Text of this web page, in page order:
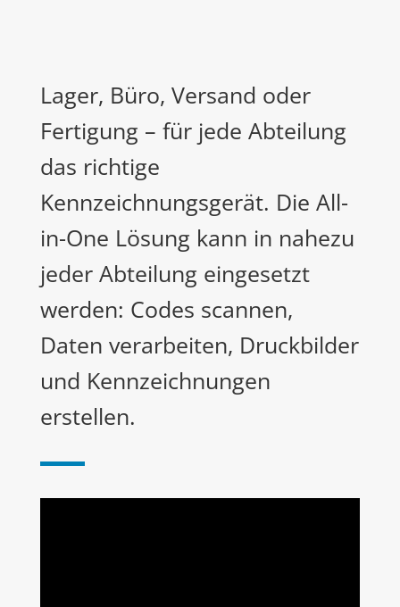
Lager, Büro, Versand oder
Fertigung – für jede Abteilung
das richtige
Kennzeichnungsgerät. Die All-
in-One Lösung kann in nahezu
jeder Abteilung eingesetzt
werden: Codes scannen,
Daten verarbeiten, Druckbilder
und Kennzeichnungen
erstellen.